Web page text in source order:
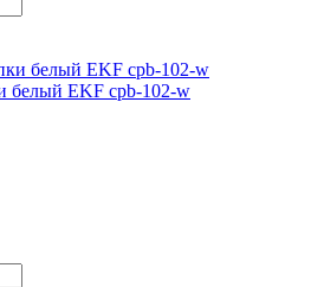
белый EKF cpb-102-w